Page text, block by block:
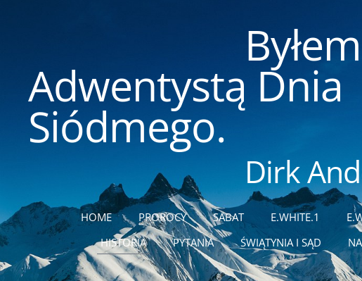
Byłem
Adwentystą Dnia
Siódmego.
Dirk
HOME PROROCY SABAT E.WHITE.1
HISTORIA
PYTANIA ŚWIĄTYNIA I SĄD